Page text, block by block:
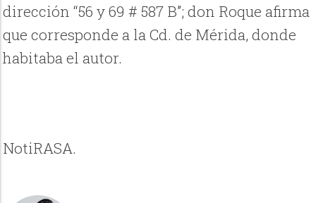
dirección “56 y 69 # 587 B”; don Roque afirma
que corresponde a la Cd. de Mérida, donde
habitaba el autor.
NotiRASA.